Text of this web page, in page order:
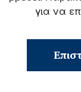
για να